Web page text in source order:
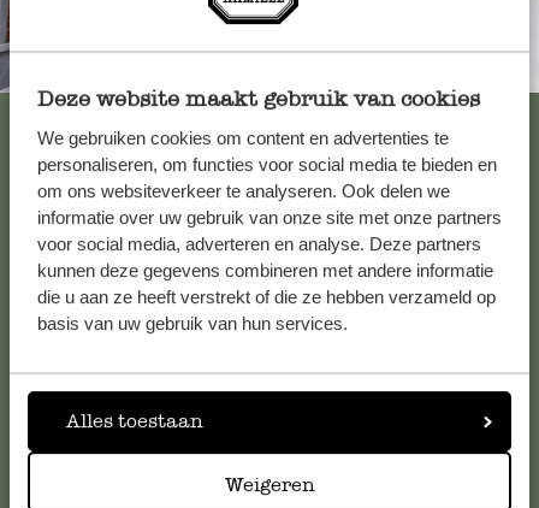
Deze website maakt gebruik van cookies
We gebruiken cookies om content en advertenties te
personaliseren, om functies voor social media te bieden en
om ons websiteverkeer te analyseren. Ook delen we
informatie over uw gebruik van onze site met onze partners
voor social media, adverteren en analyse. Deze partners
kunnen deze gegevens combineren met andere informatie
die u aan ze heeft verstrekt of die ze hebben verzameld op
basis van uw gebruik van hun services.
Alles toestaan
Weigeren
Service clientèle
Pour toute question ou demande de conseil ou d’aide,
veuillez contacter notre service clientèle. Ou retrouvez ici
serviceclientele@dille-kamille.com